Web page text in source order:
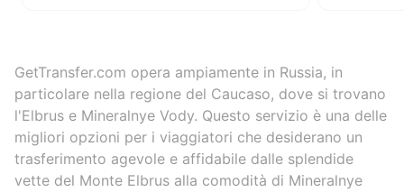
premium
at our
simple,
1. Leave
through
GetTransfer.com opera ampiamente in Russia, in
particolare nella regione del Caucaso, dove si trovano
l'Elbrus e Mineralnye Vody. Questo servizio è una delle
migliori opzioni per i viaggiatori che desiderano un
trasferimento agevole e affidabile dalle splendide
vette del Monte Elbrus alla comodità di Mineralnye